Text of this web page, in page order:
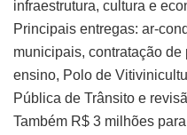
infraestrutura, cultura e
Principais entregas: ar-
municipais, contratação
ensino, Polo de
Pública de Trânsito e
Também R$ 3 milhões